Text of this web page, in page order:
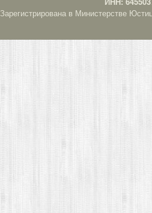
Зарегистрирована в Министерстве